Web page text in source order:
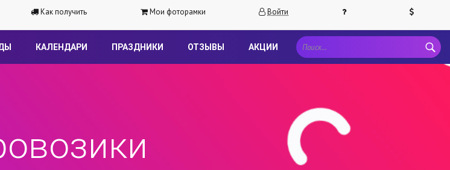
Как получить Мои фоторамки Войти
КАЛЕНДАРИ ПРАЗДНИКИ ОТЗЫВЫ АКЦИИ